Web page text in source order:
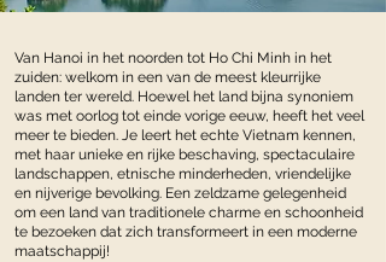
Van Hanoi in het noorden tot Ho Chi Minh in het
zuiden: welkom in een van de meest kleurrijke
landen ter wereld. Hoewel het land bijna synoniem
was met oorlog tot einde vorige eeuw, heeft het veel
meer te bieden. Je leert het echte Vietnam kennen,
met haar unieke en rijke beschaving, spectaculaire
landschappen, etnische minderheden, vriendelijke
en nijverige bevolking. Een zeldzame gelegenheid
om een land van traditionele charme en schoonheid
te bezoeken dat zich transformeert in een moderne
maatschappij!